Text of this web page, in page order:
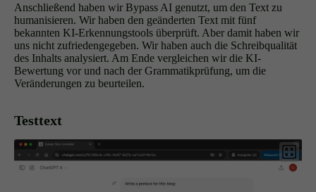
Anschließend haben wir Bypass AI genutzt, um den Text zu
humanisieren. Wir haben den geänderten Text mit fünf
bekannten KI-Erkennungstools überprüft. Aber damit haben wir
uns nicht zufriedengegeben. Wir haben auch die Schreibqualität
des Inhalts analysiert. Am Ende vergleichen wir die KI-
Bewertung vor und nach der Grammatikprüfung, um die
Veränderungen zu beurteilen.
Testtext